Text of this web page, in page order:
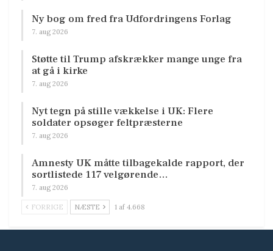
Ny bog om fred fra Udfordringens Forlag
7. aug 2026
Støtte til Trump afskrækker mange unge fra
at gå i kirke
7. aug 2026
Nyt tegn på stille vækkelse i UK: Flere
soldater opsøger feltpræsterne
7. aug 2026
Amnesty UK måtte tilbagekalde rapport, der
sortlistede 117 velgørende…
7. aug 2026
FORRIGE NÆSTE 1 af 4.668